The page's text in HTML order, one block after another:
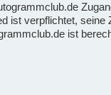
ist verpflichtet,
ist